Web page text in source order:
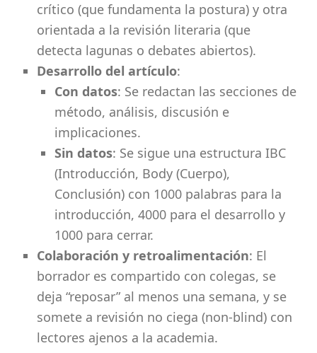
crítico (que fundamenta la postura) y otra
orientada a la revisión literaria (que
detecta lagunas o debates abiertos).
Desarrollo del artículo:
Con datos: Se redactan las secciones de
método, análisis, discusión e
implicaciones.
Sin datos: Se sigue una estructura IBC
(Introducción, Body (Cuerpo),
Conclusión) con 1000 palabras para la
introducción, 4000 para el desarrollo y
1000 para cerrar.
Colaboración y retroalimentación: El
borrador es compartido con colegas, se
deja “reposar” al menos una semana, y se
somete a revisión no ciega (non-blind) con
lectores ajenos a la academia.